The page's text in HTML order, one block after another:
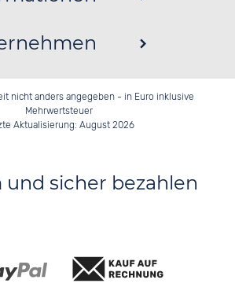
nicht anders angegeben - in Euro inklusive
Mehrwertsteuer
Aktualisierung: August 2026
und sicher bezahlen